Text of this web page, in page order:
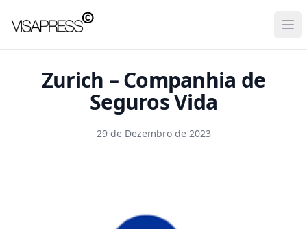
Visapress
Zurich – Companhia de
Seguros Vida
29 de Dezembro de 2023